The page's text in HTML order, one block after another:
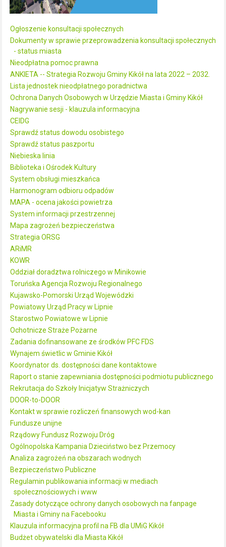
Ogłoszenie konsultacji społecznych
Dokumenty w sprawie przeprowadzenia konsultacji społecznych
- status miasta
Nieodpłatna pomoc prawna
ANKIETA -- Strategia Rozwoju Gminy Kikół na lata 2022 – 2032.
Lista jednostek nieodpłatnego poradnictwa
Ochrona Danych Osobowych w Urzędzie Miasta i Gminy Kikół
Nagrywanie sesji - klauzula informacyjna
CEIDG
Sprawdź status dowodu osobistego
Sprawdź status paszportu
Niebieska linia
Biblioteka i Ośrodek Kultury
System obsługi mieszkańca
Harmonogram odbioru odpadów
MAPA - ocena jakości powietrza
System informacji przestrzennej
Mapa zagrożeń bezpieczeństwa
Strategia ORSG
ARiMR
KOWR
Oddział doradztwa rolniczego w Minikowie
Toruńska Agencja Rozwoju Regionalnego
Kujawsko-Pomorski Urząd Wojewódzki
Powiatowy Urząd Pracy w Lipnie
Starostwo Powiatowe w Lipnie
Ochotnicze Straże Pożarne
Zadania dofinansowane ze środków PFC FDS
Wynajem świetlic w Gminie Kikół
Koordynator ds. dostępności dane kontaktowe
Raport o stanie zapewniania dostępności podmiotu publicznego
Rekrutacja do Szkoły Inicjatyw Strażniczych
DOOR-to-DOOR
Kontakt w sprawie rozliczeń finansowych wod-kan
Fundusze unijne
Rządowy Fundusz Rozwoju Dróg
Ogólnopolska Kampania Dzieciństwo bez Przemocy
Analiza zagrożeń na obszarach wodnych
Bezpieczeństwo Publiczne
Regulamin publikowania informacji w mediach
społecznościowych i www
Zasady dotyczące ochrony danych osobowych na fanpage
Miasta i Gminy na Facebooku
Klauzula informacyjna profil na FB dla UMiG Kikół
Budżet obywatelski dla Miasta Kikół